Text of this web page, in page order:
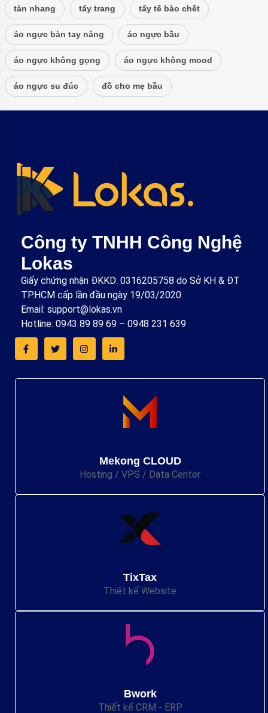
tàn nhang tẩy trang tẩy tế bào chết
áo ngực bàn tay nâng áo ngực bầu
áo ngực không gọng áo ngực không mood
áo ngực su đúc đồ cho mẹ bầu
Công ty TNHH Công Nghệ
Lokas
Giấy chứng nhận ĐKKD: 0316205758 do Sở KH & ĐT
TP.HCM cấp lần đầu ngày 19/03/2020
Email: support@lokas.vn
Hotline: 0943 89 89 69 – 0948 231 639
Mekong CLOUD
Hosting / VPS / Data Center
TixTax
Thiết kế Website
Bwork
Thiết kế CRM - ERP